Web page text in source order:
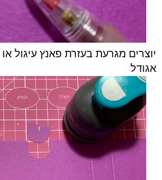
יוצרים מגרעת בעזרת פאנץ עיגול
אגודל